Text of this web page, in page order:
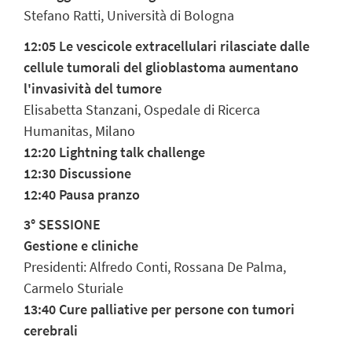
Stefano Ratti, Università di Bologna
12:05 Le vescicole extracellulari rilasciate dalle
cellule tumorali del glioblastoma aumentano
l'invasività del tumore
Elisabetta Stanzani, Ospedale di Ricerca
Humanitas, Milano
12:20 Lightning talk challenge
12:30 Discussione
12:40 Pausa pranzo
3° SESSIONE
Gestione e cliniche
Presidenti: Alfredo Conti, Rossana De Palma,
Carmelo Sturiale
13:40 Cure palliative per persone con tumori
cerebrali